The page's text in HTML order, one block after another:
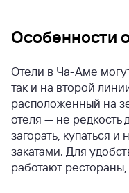
Особенности
Отели в Ча-Аме
так и на второй
расположенный на
отеля — не
загорать, купаться
закатами. Для
работают